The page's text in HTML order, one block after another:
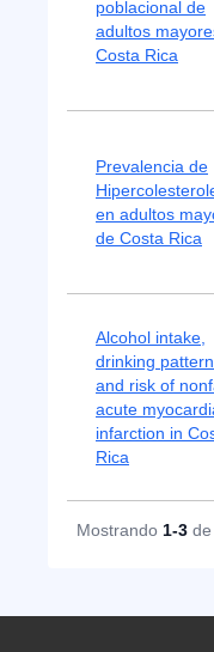
poblacional de
adultos
Costa Rica
Prevalencia de
en adultos
de Costa Rica
Alcohol intake,
drinking
and risk of
acute
infarction in
Rica
Mostrando 1-3 de